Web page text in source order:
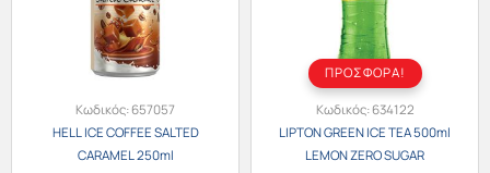
Κωδικός:657057
HELL ICE COFFEE SALTED
CARAMEL 250ml
ΠΡΟΣΦΟΡΑ!
Κωδικός:634122
LIPTON GREEN ICE TEA 500ml
LEMON ZERO SUGAR